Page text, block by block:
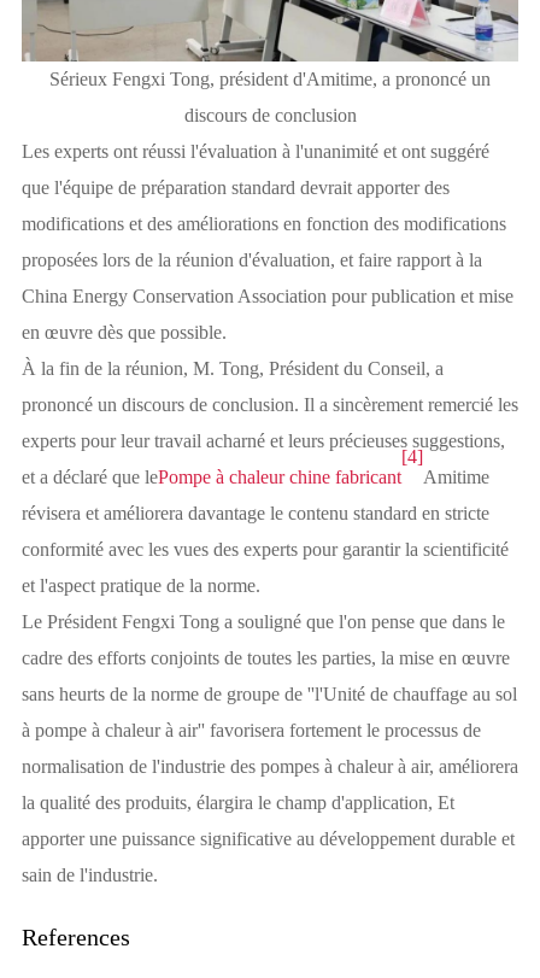
Sérieux Fengxi Tong, président d'Amitime, a prononcé un
discours de conclusion
Les experts ont réussi l'évaluation à l'unanimité et ont suggéré
que l'équipe de préparation standard devrait apporter des
modifications et des améliorations en fonction des modifications
proposées lors de la réunion d'évaluation, et faire rapport à la
China Energy Conservation Association pour publication et mise
en œuvre dès que possible.
À la fin de la réunion, M. Tong, Président du Conseil, a
prononcé un discours de conclusion. Il a sincèrement remercié les
experts pour leur travail acharné et leurs précieuses suggestions,
et a déclaré que lePompe à chaleur chine fabricant
[4]
Amitime
révisera et améliorera davantage le contenu standard en stricte
conformité avec les vues des experts pour garantir la scientificité
et l'aspect pratique de la norme.
Le Président Fengxi Tong a souligné que l'on pense que dans le
cadre des efforts conjoints de toutes les parties, la mise en œuvre
sans heurts de la norme de groupe de ''l'Unité de chauffage au sol
à pompe à chaleur à air'' favorisera fortement le processus de
normalisation de l'industrie des pompes à chaleur à air, améliorera
la qualité des produits, élargira le champ d'application, Et
apporter une puissance significative au développement durable et
sain de l'industrie.
References